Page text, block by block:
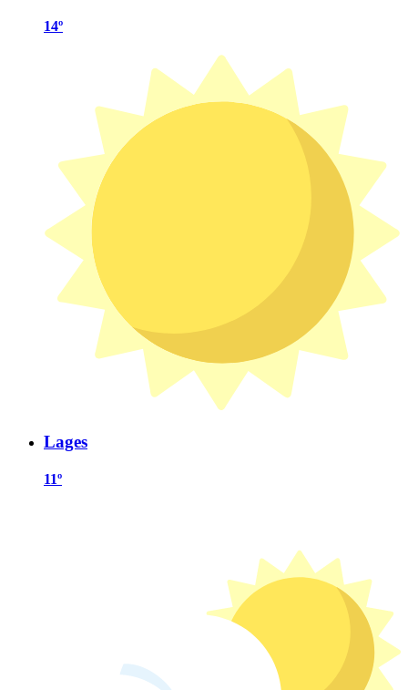
14º
Lages
11º